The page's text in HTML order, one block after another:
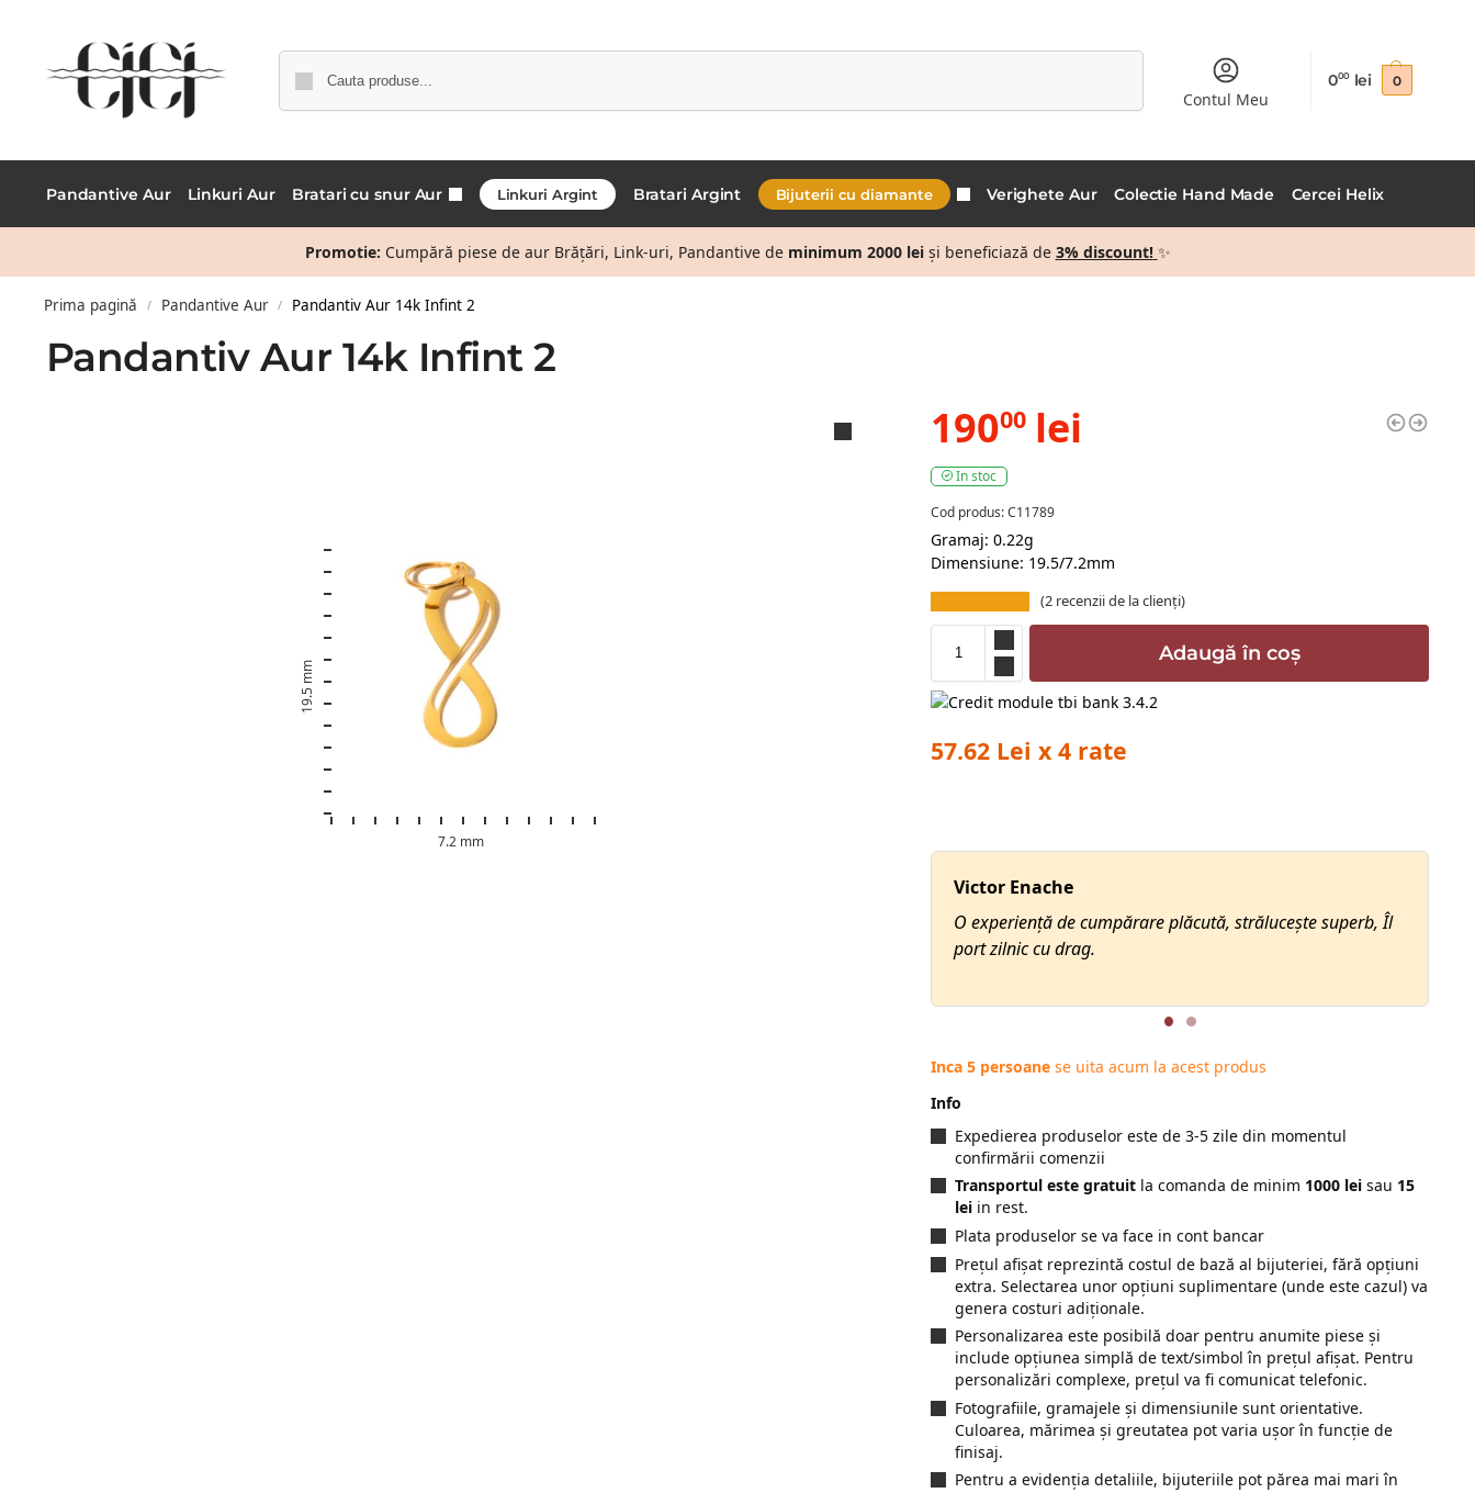
Caută
Contul Meu
000 lei 0
Pandantive Aur Linkuri Aur Bratari cu snur Aur Linkuri Argint Bratari Argint Bijuterii cu diamante Verighete Aur Colectie Hand Made Cercei Helix
Promotie: Cumpără piese de aur Brățări, Link-uri, Pandantive de minimum 2000 leiși beneficiază de 3% discount! ✨
Prima pagină / Pandantive Aur / Pandantiv Aur 14k Infint 2
Pandantiv Aur 14k Infint 2
19.5 mm
7.2 mm
19000 lei
In stoc
Cod produs: C11789
Gramaj: 0.22g
Dimensiune: 19.5/7.2mm
(2recenzii de la clienți)
Adaugă în coș
57.62 Lei x 4 rate
Victor Enache
O experiență de cumpărare plăcută, strălucește superb, Îl
port zilnic cu drag.
Inca 5 persoane se uita acum la acest produs
Info
Expedierea produselor este de 3-5 zile din momentul
confirmării comenzii
Transportul este gratuit la comanda de minim 1000 lei sau 15
lei in rest.
Plata produselor se va face in cont bancar
Prețul afișat reprezintă costul de bază al bijuteriei, fără opțiuni
extra. Selectarea unor opțiuni suplimentare (unde este cazul) va
genera costuri adiționale.
Personalizarea este posibilă doar pentru anumite piese și
include opțiunea simplă de text/simbol în prețul afișat. Pentru
personalizări complexe, prețul va fi comunicat telefonic.
Fotografiile, gramajele și dimensiunile sunt orientative.
Culoarea, mărimea și greutatea pot varia ușor în funcție de
finisaj.
Pentru a evidenția detaliile, bijuteriile pot părea mai mari în